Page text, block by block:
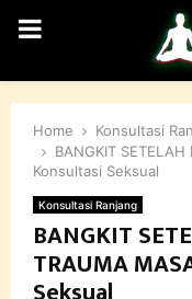
PRIMARY
MENU
Home
Konsultasi
BANGKIT
Konsultasi Seksual
Konsultasi Ranjang
BANGKIT
TRAUMA